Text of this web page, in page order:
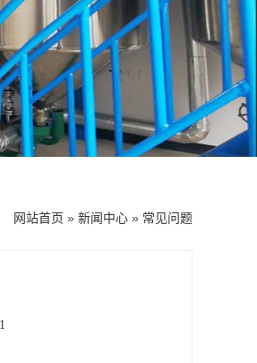
网站首页 » 新闻中心 » 常见问题